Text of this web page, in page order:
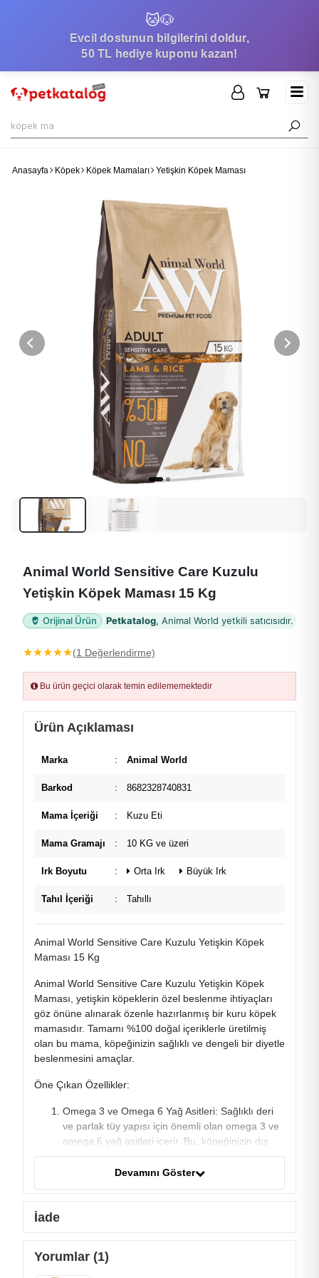
🐱🐶
Evcil dostunun bilgilerini doldur,
50 TL hediye kuponu kazan!
Anasayfa Köpek Köpek Mamaları Yetişkin Köpek Maması
Animal World Sensitive Care Kuzulu
Yetişkin Köpek Maması 15 Kg
Orijinal Ürün Petkatalog, Animal World yetkili satıcısıdır.
★★★★★(1 Değerlendirme)
Bu ürün geçici olarak temin edilememektedir
Ürün Açıklaması
Marka : Animal World
Barkod : 8682328740831
Mama İçeriği : Kuzu Eti
Mama Gramajı : 10 KG ve üzeri
Irk Boyutu : Orta Irk Büyük Irk
Tahıl İçeriği : Tahıllı
Animal World Sensitive Care Kuzulu Yetişkin Köpek
Maması 15 Kg
Animal World Sensitive Care Kuzulu Yetişkin Köpek
Maması, yetişkin köpeklerin özel beslenme ihtiyaçları
göz önüne alınarak özenle hazırlanmış bir kuru köpek
mamasıdır. Tamamı %100 doğal içeriklerle üretilmiş
olan bu mama, köpeğinizin sağlıklı ve dengeli bir diyetle
beslenmesini amaçlar.
Öne Çıkan Özellikler:
Omega 3 ve Omega 6 Yağ Asitleri: Sağlıklı deri
ve parlak tüy yapısı için önemli olan omega 3 ve
omega 6 yağ asitleri içerir. Bu, köpeğinizin dış
görünümünü destekler.
Bağışıklık Sistemini Güçlendiren Vitamin ve
Devamını Göster
İade
Yorumlar (1)